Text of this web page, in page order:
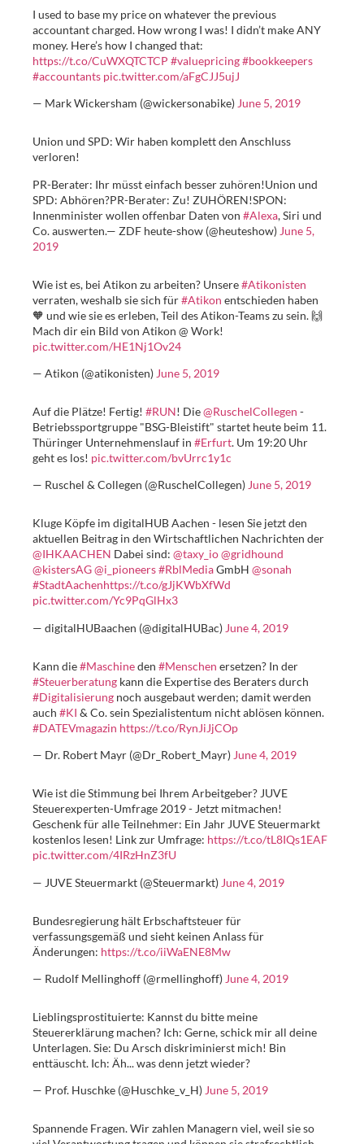
I used to base my price on whatever the previous
accountant charged. How wrong I was! I didn’t make ANY
money. Here’s how I changed that:
https://t.co/CuWXQTCTCP #valuepricing#bookkeepers
#accountants pic.twitter.com/aFgCJJ5ujJ
— Mark Wickersham (@wickersonabike) June 5, 2019
Union und SPD: Wir haben komplett den Anschluss
verloren!
PR-Berater: Ihr müsst einfach besser zuhören!Union und
SPD: Abhören?PR-Berater: Zu! ZUHÖREN!SPON:
Innenminister wollen offenbar Daten von #Alexa, Siri und
Co. auswerten.— ZDF heute-show (@heuteshow) June 5,
2019
Wie ist es, bei Atikon zu arbeiten? Unsere#Atikonisten
verraten, weshalb sie sich für#Atikon entschieden haben
🧡 und wie sie es erleben, Teil des Atikon-Teams zu sein. 🙌
Mach dir ein Bild von Atikon @ Work!
pic.twitter.com/HE1Nj1Ov24
— Atikon (@atikonisten) June 5, 2019
Auf die Plätze! Fertig! #RUN! Die@RuschelCollegen -
Betriebssportgruppe "BSG-Bleistift" startet heute beim 11.
Thüringer Unternehmenslauf in #Erfurt. Um 19:20 Uhr
geht es los! pic.twitter.com/bvUrrc1y1c
— Ruschel & Collegen (@RuschelCollegen)June 5, 2019
Kluge Köpfe im digitalHUB Aachen - lesen Sie jetzt den
aktuellen Beitrag in den Wirtschaftlichen Nachrichten der
@IHKAACHEN Dabei sind: @taxy_io@gridhound
@kistersAG@i_pioneers#RblMediaGmbH @sonah
#StadtAachenhttps://t.co/gJjKWbXfWd
pic.twitter.com/Yc9PqGlHx3
— digitalHUBaachen (@digitalHUBac) June 4, 2019
Kann die#Maschineden #Menschen ersetzen? In der
#Steuerberatung kann die Expertise des Beraters durch
#Digitalisierung noch ausgebaut werden; damit werden
auch #KI & Co. sein Spezialistentum nicht ablösen können.
#DATEVmagazin https://t.co/RynJiJjCOp
— Dr. Robert Mayr (@Dr_Robert_Mayr) June 4, 2019
Wie ist die Stimmung bei Ihrem Arbeitgeber? JUVE
Steuerexperten-Umfrage 2019 - Jetzt mitmachen!
Geschenk für alle Teilnehmer: Ein Jahr JUVE Steuermarkt
kostenlos lesen! Link zur Umfrage: https://t.co/tL8IQs1EAF
pic.twitter.com/4IRzHnZ3fU
— JUVE Steuermarkt (@Steuermarkt) June 4, 2019
Bundesregierung hält Erbschaftsteuer für
verfassungsgemäß und sieht keinen Anlass für
Änderungen: https://t.co/iiWaENE8Mw
— Rudolf Mellinghoff (@rmellinghoff) June 4, 2019
Lieblingsprostituierte: Kannst du bitte meine
Steuererklärung machen? Ich: Gerne, schick mir all deine
Unterlagen. Sie: Du Arsch diskriminierst mich! Bin
enttäuscht. Ich: Äh... was denn jetzt wieder?
— Prof. Huschke (@Huschke_v_H)June 5, 2019
Spannende Fragen. Wir zahlen Managern viel, weil sie so